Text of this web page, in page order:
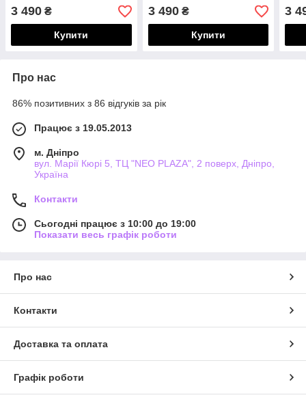
3 490 ₴
Купити
3 490₴
Купити
3
Про нас
86% позитивних з 86 відгуків за рік
Працює з 19.05.2013
м. Дніпро
вул. Марії Кюрі 5, ТЦ "NEO PLAZA", 2 поверх, Дніпро,
Україна
Контакти
Сьогодні працює з 10:00 до 19:00
Показати весь графік роботи
Про нас
Контакти
Доставка та оплата
Графік роботи